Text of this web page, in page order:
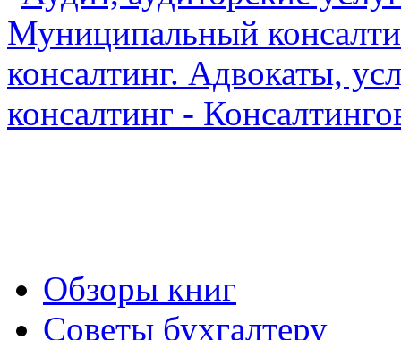
Обзоры книг
Советы бухгалтеру